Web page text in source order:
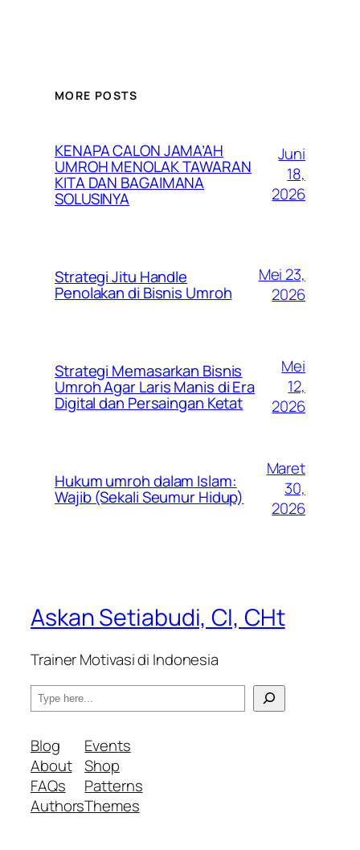
MORE POSTS
KENAPA CALON JAMA’AH
UMROH MENOLAK TAWARAN
KITA DAN BAGAIMANA
SOLUSINYA
Juni
18,
2026
Strategi Jitu Handle
Penolakan di Bisnis Umroh
Mei 23,
2026
Strategi Memasarkan Bisnis
Umroh Agar Laris Manis di Era
Digital dan Persaingan Ketat
Mei
12,
2026
Hukum umroh dalam Islam:
Wajib (Sekali Seumur Hidup)
Maret
30,
2026
Askan Setiabudi, CI, CHt
Trainer Motivasi di Indonesia
S
e
r
c
h
Blog
About
FAQs
Authors
Events
Shop
Patterns
Themes